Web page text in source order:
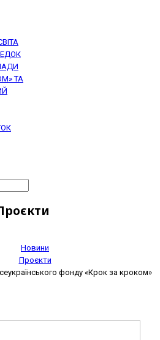
ТА
Новини
Проєкти
фонду «Крок за кроком»